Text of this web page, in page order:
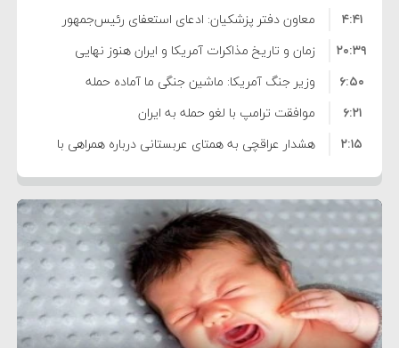
معاون دفتر پزشکیان: ادعای استعفای رئیس‌جمهور
واهی و کذب محض است
۴:۴۱
زمان و تاریخ مذاکرات آمریکا و ایران هنوز نهایی
نشده است
۲۰:۳۹
وزیر جنگ آمریکا: ماشین جنگی ما آماده حمله
نظامی علیه ایران است
۶:۵۰
موافقت ترامپ با لغو حمله به ایران
۶:۲۱
هشدار عراقچی به همتای عربستانی درباره همراهی با
آمریکا
۲:۱۵
مقام ارشد امنیتی: برنامه گسترده‌ای برای پاسخ به
دیوانگی آمریکا داریم
۷:۱۰
ترامپ دستور حملات جدید علیه ایران را صادر کرد
۵:۴۵
سپاه: دو نفتکش متخلف مورد اصابت قرار گرفته و
متوقف شدند
۱۲:۵۹
ترامپ مدعی توافق تاریخی برای خلع سلاح کامل
حماس شد
۸:۵۷
اعتراض عراقچی به همتای بلغارستانی به دلیل کمک
به آمریکا در حملات به ایران
۱۶:۱۹
کشورهایی که به متجاوزان کمک می کنند پاسخ
۱۰:۱۵